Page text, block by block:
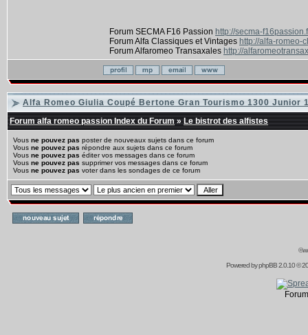
Forum SECMA F16 Passion http://secma-
Forum Alfa Classiques et Vintages http://alfa-romeo-
Forum Alfaromeo Transaxales http://
Alfa Romeo Giulia Coupé Bertone Gran Tourismo 1300 Junior
Forum alfa romeo passion Index du Forum»Le bistrot des alfistes
Vous ne pouvez pas poster de nouveaux sujets dans ce forum
Vous ne pouvez pas répondre aux sujets dans ce forum
Vous ne pouvez pas éditer vos messages dans ce forum
Vous ne pouvez pas supprimer vos messages dans ce forum
Vous ne pouvez pas voter dans les sondages de ce forum
Powered byphpBB2.0.10 ©